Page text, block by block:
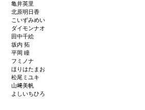
亀井英里
北原明日香
こいずみめい
ダイモンナオ
田中千絵
坂内 拓
平岡 瞳
フミノナ
ほりはたまお
松尾ミユキ
山﨑美帆
よしいちひろ